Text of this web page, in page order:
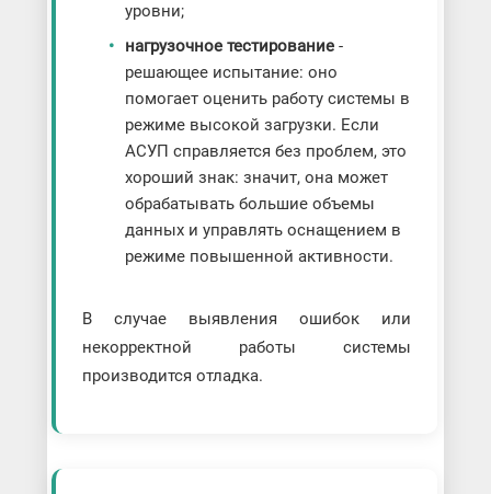
уровни;
нагрузочное тестирование-
решающее испытание: оно
помогает оценить работу системы в
режиме высокой загрузки. Если
АСУП справляется без проблем, это
хороший знак: значит, она может
обрабатывать большие объемы
данных и управлять оснащением в
режиме повышенной активности.
В случае выявления ошибок или
некорректной работы системы
производится отладка.